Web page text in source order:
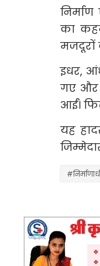
का
मजदूरों
इधर,
गए और
आईं।
यह